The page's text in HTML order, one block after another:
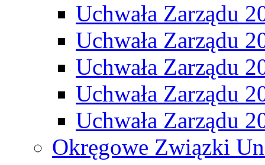
Uchwała Zarządu
Uchwała Zarządu
Uchwała Zarządu
Uchwała Zarządu
Uchwała Zarządu
Okręgowe Związki